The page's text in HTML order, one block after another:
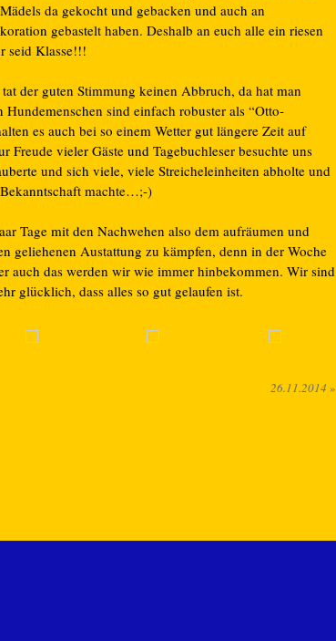
da gekocht und gebacken und auch an
gebastelt haben. Deshalb an euch alle ein riesen
seid Klasse!!!
der guten Stimmung keinen Abbruch, da hat man
sind einfach robuster als “Otto-
es auch bei so einem Wetter gut längere Zeit auf
Freude vieler Gäste und Tagebuchleser besuchte uns
und sich viele, viele Streicheleinheiten abholte und
machte…;-)
Tage mit den Nachwehen also dem aufräumen und
geliehenen Austattung zu kämpfen, denn in der Woche
auch das werden wir wie immer hinbekommen. Wir sind
glücklich, dass alles so gut gelaufen ist.
26.11.2014 »